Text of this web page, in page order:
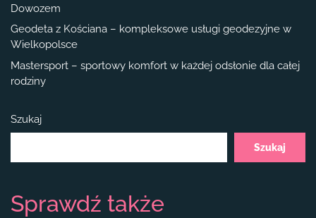
Dowozem
Geodeta z Kościana – kompleksowe usługi geodezyjne w
Wielkopolsce
Mastersport – sportowy komfort w każdej odsłonie dla całej
rodziny
Szukaj
Szukaj
Sprawdź także